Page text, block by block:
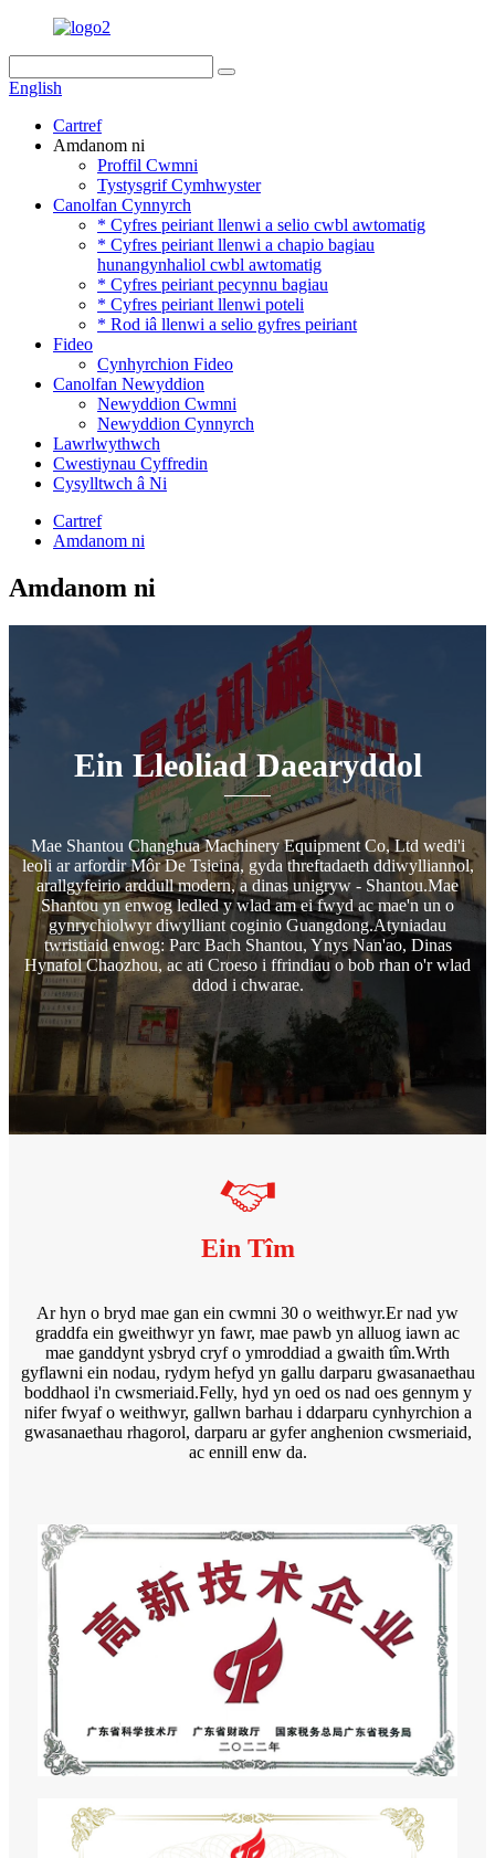
English
Cartref
Amdanom ni
Proffil Cwmni
Tystysgrif Cymhwyster
Canolfan Cynnyrch
* Cyfres peiriant llenwi a selio cwbl awtomatig
* Cyfres peiriant llenwi a chapio bagiau
hunangynhaliol cwbl awtomatig
* Cyfres peiriant pecynnu bagiau
* Cyfres peiriant llenwi poteli
* Rod iâ llenwi a selio gyfres peiriant
Fideo
Cynhyrchion Fideo
Canolfan Newyddion
Newyddion Cwmni
Newyddion Cynnyrch
Lawrlwythwch
Cwestiynau Cyffredin
Cysylltwch â Ni
Cartref
Amdanom ni
Amdanom ni
Ein Lleoliad Daearyddol
Mae Shantou Changhua Machinery Equipment Co, Ltd wedi'i
leoli ar arfordir Môr De Tsieina, gyda threftadaeth ddiwylliannol,
arallgyfeirio arddull modern, a dinas unigryw - Shantou.Mae
Shantou yn enwog ledled y wlad am ei fwyd ac mae'n un o
gynrychiolwyr diwylliant coginio Guangdong.Atyniadau
twristiaid enwog: Parc Bach Shantou, Ynys Nan'ao, Dinas
Hynafol Chaozhou, ac ati Croeso i ffrindiau o bob rhan o'r wlad
ddod i chwarae.
Ein Tîm
Ar hyn o bryd mae gan ein cwmni 30 o weithwyr.Er nad yw
graddfa ein gweithwyr yn fawr, mae pawb yn alluog iawn ac
mae ganddynt ysbryd cryf o ymroddiad a gwaith tîm.Wrth
gyflawni ein nodau, rydym hefyd yn gallu darparu gwasanaethau
boddhaol i'n cwsmeriaid.Felly, hyd yn oed os nad oes gennym y
nifer fwyaf o weithwyr, gallwn barhau i ddarparu cynhyrchion a
gwasanaethau rhagorol, darparu ar gyfer anghenion cwsmeriaid,
ac ennill enw da.